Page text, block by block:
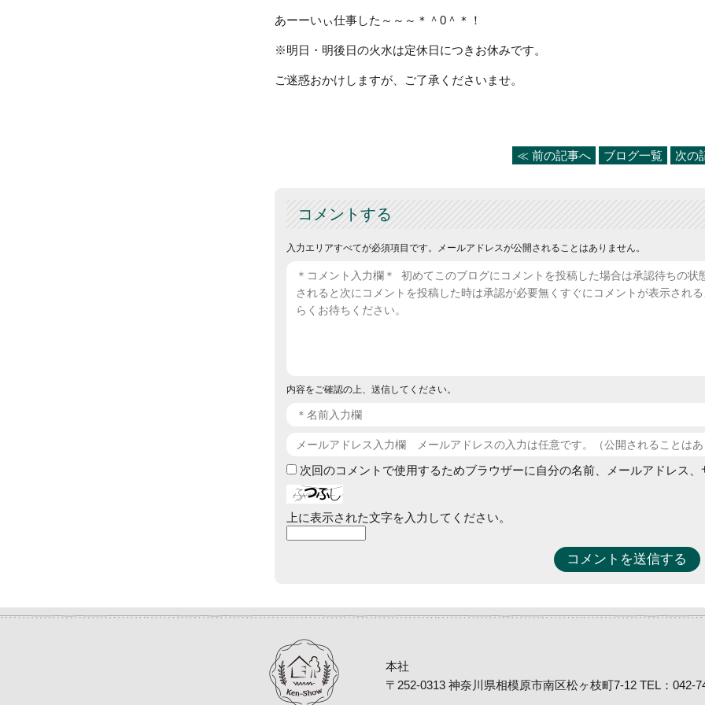
あーーいぃ仕事した～～～＊＾0＾＊！
※明日・明後日の火水は定休日につきお休みです。
ご迷惑おかけしますが、ご了承くださいませ。
≪ 前の記事へ ブログ一覧 次の
コメントする
入力エリアすべてが必須項目です。メールアドレスが公開されることはありません。
内容をご確認の上、送信してください。
次回のコメントで使用するためブラウザーに自分の名前、メールアドレス
上に表示された文字を入力してください。
本社
〒252-0313 神奈川県相模原市南区松ヶ枝町7-12 TEL：042-